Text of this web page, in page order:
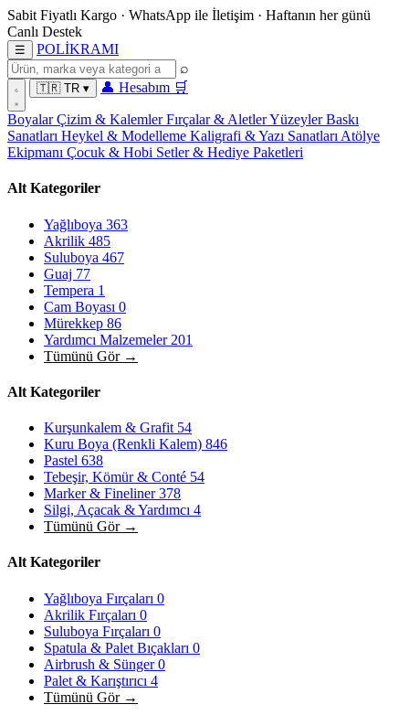
Sabit Fiyatlı Kargo · WhatsApp ile İletişim · Haftanın her günü
Canlı Destek
☰ POLİKRAMI
⌕
🇹🇷 TR ▾ 👤 Hesabım 🛒
BoyalarÇizim & KalemlerFırçalar & AletlerYüzeylerBaskı
Sanatları Heykel & Modelleme Kaligrafi & Yazı Sanatları Atölye
Ekipmanı Çocuk & Hobi Setler & Hediye Paketleri
Alt Kategoriler
Yağlıboya 363
Akrilik 485
Suluboya 467
Guaj 77
Tempera 1
Cam Boyası 0
Mürekkep 86
Yardımcı Malzemeler 201
Tümünü Gör →
Alt Kategoriler
Kurşunkalem & Grafit 54
Kuru Boya (Renkli Kalem) 846
Pastel 638
Tebeşir, Kömür & Conté 54
Marker & Fineliner378
Silgi, Açacak & Yardımcı 4
Tümünü Gör →
Alt Kategoriler
Yağlıboya Fırçaları 0
Akrilik Fırçaları 0
Suluboya Fırçaları 0
Spatula & Palet Bıçakları 0
Airbrush & Sünger0
Palet & Karıştırıcı 4
Tümünü Gör →